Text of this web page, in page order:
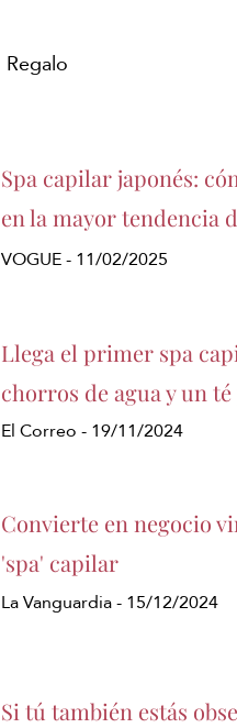
Regalo
Spa capilar japonés:
en la mayor tendencia
VOGUE - 11/02/2025
Llega el primer spa
chorros de agua y un
El Correo - 19/11/2024
Convierte en negocio
'spa' capilar
La Vanguardia - 15/12/2024
Si tú también estás